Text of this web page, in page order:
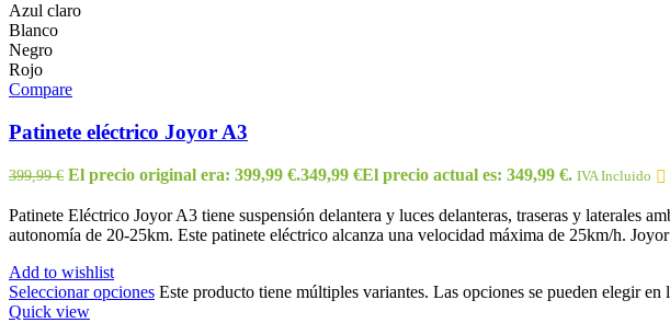
Azul claro
Blanco
Negro
Rojo
Compare
Patinete eléctrico Joyor A3
399,99€ El precio original era: 399,99 €.349,99 €El precio actual es: 349,99 €. IVA Incluido
Patinete Eléctrico Joyor A3 tiene suspensión delantera y luces delanteras, traseras y laterales
autonomía de 20-25km. Este patinete eléctrico alcanza una velocidad máxima de 25km/h.
Add to wishlist
Seleccionar opciones Este producto tiene múltiples variantes. Las opciones se pueden elegir en
Quick view